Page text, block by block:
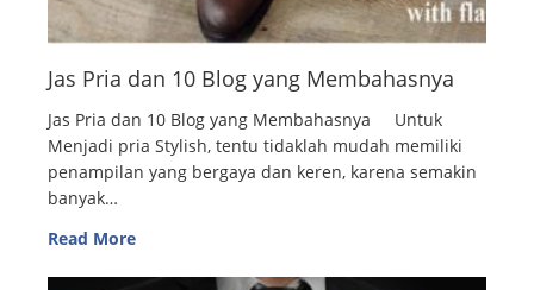
Jas Pria dan 10 Blog yang Membahasnya
Jas Pria dan 10 Blog yang Membahasnya Untuk
Menjadi pria Stylish, tentu tidaklah mudah memiliki
penampilan yang bergaya dan keren, karena semakin
banyak…
Read More